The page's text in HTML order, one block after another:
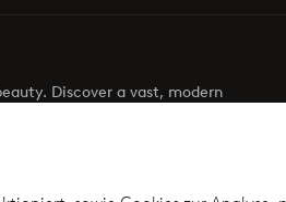
Discover a vast, modern